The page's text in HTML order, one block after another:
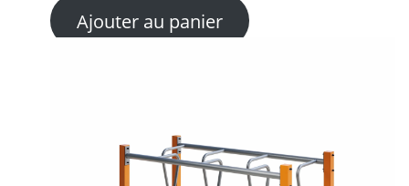
Ajouter au panier